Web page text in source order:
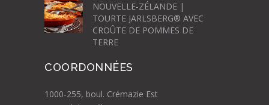
NOUVELLE-ZÉLANDE |
TOURTE JARLSBERG® AVEC
CROÛTE DE POMMES DE
TERRE
COORDONNÉES
1000-255, boul. Crémazie Est